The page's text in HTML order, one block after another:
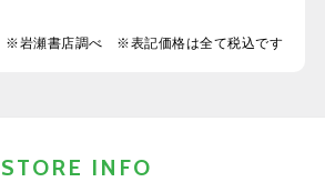
※岩瀬書店調べ ※表記価格は全て税込です
STORE INFO